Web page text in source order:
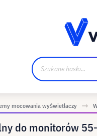
mocowania wyświetlaczy
do monitorów